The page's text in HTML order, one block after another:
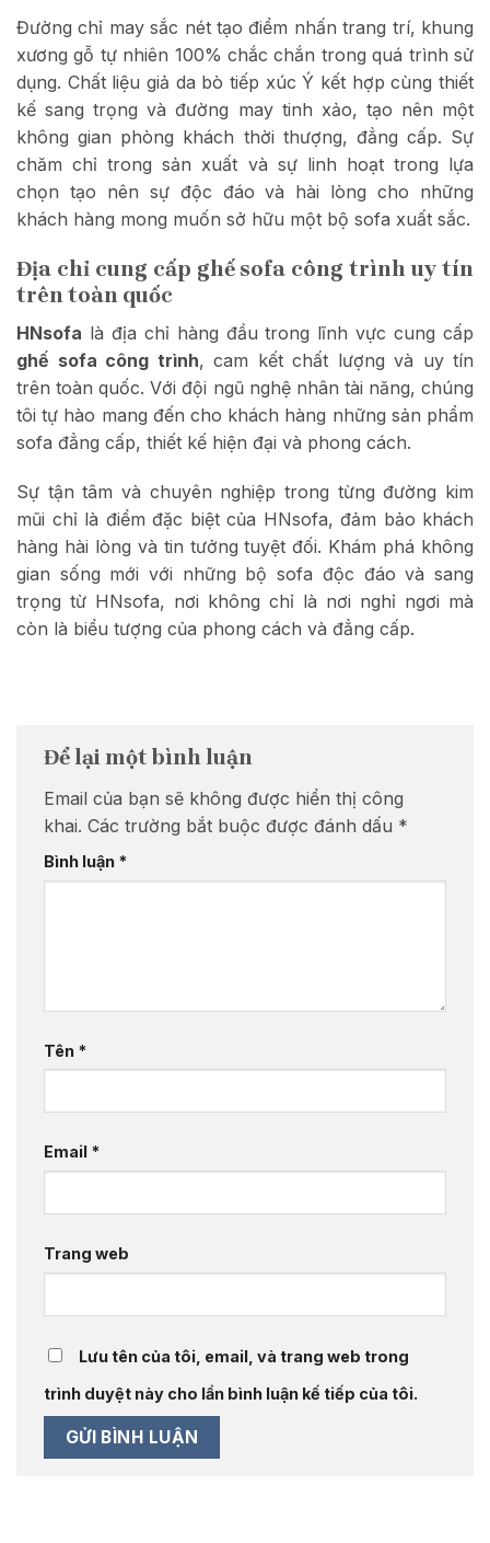
Đường chỉ may sắc nét tạo điểm nhấn trang trí, khung
xương gỗ tự nhiên 100% chắc chắn trong quá trình sử
dụng. Chất liệu giả da bò tiếp xúc Ý kết hợp cùng thiết
kế sang trọng và đường may tinh xảo, tạo nên một
không gian phòng khách thời thượng, đẳng cấp. Sự
chăm chỉ trong sản xuất và sự linh hoạt trong lựa
chọn tạo nên sự độc đáo và hài lòng cho những
khách hàng mong muốn sở hữu một bộ sofa xuất sắc.
Địa chỉ cung cấp ghế sofa công trình uy tín
trên toàn quốc
HNsofa là địa chỉ hàng đầu trong lĩnh vực cung cấp
ghế sofa công trình, cam kết chất lượng và uy tín
trên toàn quốc. Với đội ngũ nghệ nhân tài năng, chúng
tôi tự hào mang đến cho khách hàng những sản phẩm
sofa đẳng cấp, thiết kế hiện đại và phong cách.
Sự tận tâm và chuyên nghiệp trong từng đường kim
mũi chỉ là điểm đặc biệt của HNsofa, đảm bảo khách
hàng hài lòng và tin tưởng tuyệt đối. Khám phá không
gian sống mới với những bộ sofa độc đáo và sang
trọng từ HNsofa, nơi không chỉ là nơi nghỉ ngơi mà
còn là biểu tượng của phong cách và đẳng cấp.
Để lại một bình luận
Email của bạn sẽ không được hiển thị công
khai. Các trường bắt buộc được đánh dấu *
Bình luận *
Tên *
Email *
Trang web
Lưu tên của tôi, email, và trang web trong
trình duyệt này cho lần bình luận kế tiếp của tôi.